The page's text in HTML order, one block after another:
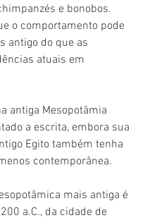
e bonobos.
o comportamento pode
antigo do que as
atuais em
antiga Mesopotâmia
a escrita, embora sua
Egito também tenha
contemporânea.
mais antiga é
a.C., da cidade de